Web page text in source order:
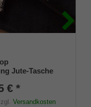
Jute-Tasche
€ *
Versandkosten